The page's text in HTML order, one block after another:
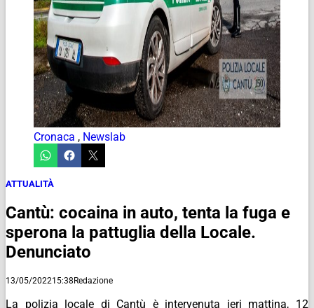
Cronaca , Newslab
ATTUALITÀ
Cantù: cocaina in auto, tenta la fuga e
sperona la pattuglia della Locale.
Denunciato
13/05/202215:38Redazione
La polizia locale di Cantù è intervenuta ieri mattina, 12